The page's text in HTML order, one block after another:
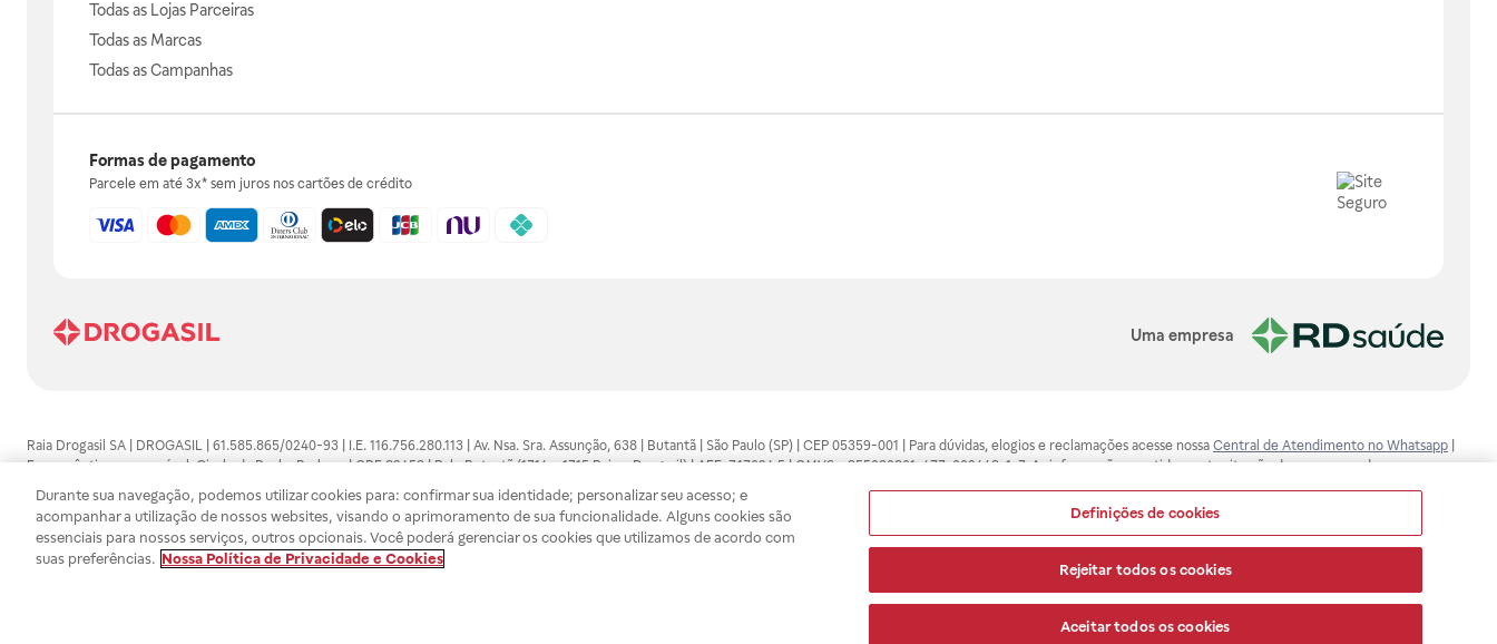
Todas as Lojas Parceiras
Todas as Marcas
Todas as Campanhas
Formas de pagamento
Parcele em até 3x* sem juros nos cartões de crédito
Uma empresa
Raia Drogasil SA | DROGASIL | 61.585.865/0240-93 | I.E. 116.756.280.113 | Av. Nsa. Sra. Assunção, 638 | Butantã | São Paulo (SP) | CEP 05359-001 | Para dúvidas, elogios e reclamações acesse nossa Central de Atendimento no Whatsapp
Farmacêutico responsável: Gisele da Penha Barbosa | CRF 89453 | Polo Butantã (1714 e 1715 Raia e Drogasil) | AFE: 7.17094.5 | CMVS - 355030801-477-002443-1-7. As informações contidas neste site não devem ser usadas para
automedicação e não substituem, em hipótese alguma, as orientações dadas pelo profissional da área médica. Somente o médico está apto a diagnosticar qualquer problema de saúde e prescrever o tratamento adequado. Ao
persistirem os sintomas, um médico deverá ser consultado. Os preços e promoções divulgados no site são válidos apenas para compras feitas pela internet. Maiores esclarecimentos, consultar o site: www.anvisa.gov.br. A Raia Drogasil
SA trabalha com as tecnologias mais avançadas de proteção de dados, para que você possa realizar suas compras com tranquilidade. A privacidade e a segurança dos clientes são compromissos da Raia Drogasil SA. Todos os pedidos
efetuados estão sujeitos à confirmação da disponibilidade de produto em nosso estoque.
Durante sua navegação, podemos utilizar cookies para: confirmar sua identidade; personalizar seu acesso; e
acompanhar a utilização de nossos websites, visando o aprimoramento de sua funcionalidade. Alguns cookies são
essenciais para nossos serviços, outros opcionais. Você poderá gerenciar os cookies que utilizamos de acordo com
suas preferências. Nossa Política de Privacidade e Cookies
Definições de cookies
Rejeitar todos os cookies
Aceitar todos os cookies